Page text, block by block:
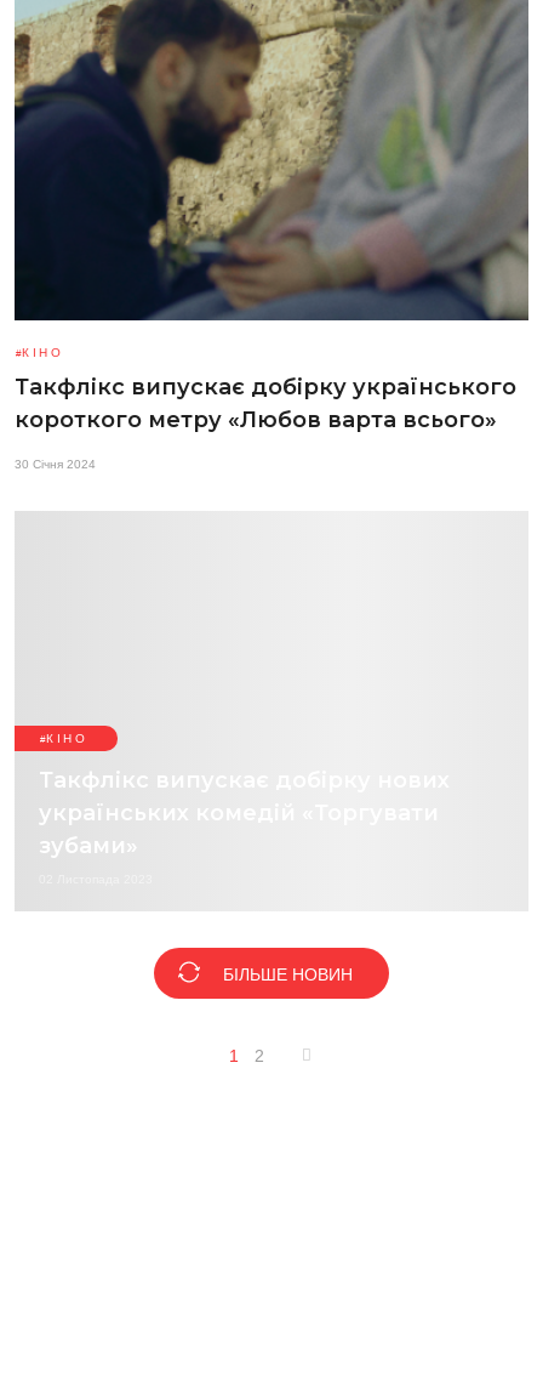
КІНО
Такфлікс випускає добірку українського
короткого метру «Любов варта всього»
30 Січня 2024
КІНО
Такфлікс випускає добірку нових
українських комедій «Торгувати
зубами»
БІЛЬШЕ НОВИН
1 2